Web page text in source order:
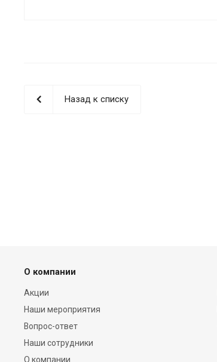
Назад к списку
О компании
Акции
Наши мероприятия
Вопрос-ответ
Наши сотрудники
О компании